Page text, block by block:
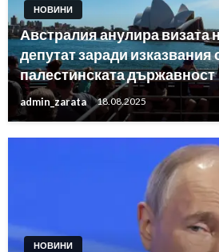
НОВИНИ
Австралия анулира визата
депутат заради изказвания
палестинската държавност
admin_zarata 18.08.2025
НОВИНИ